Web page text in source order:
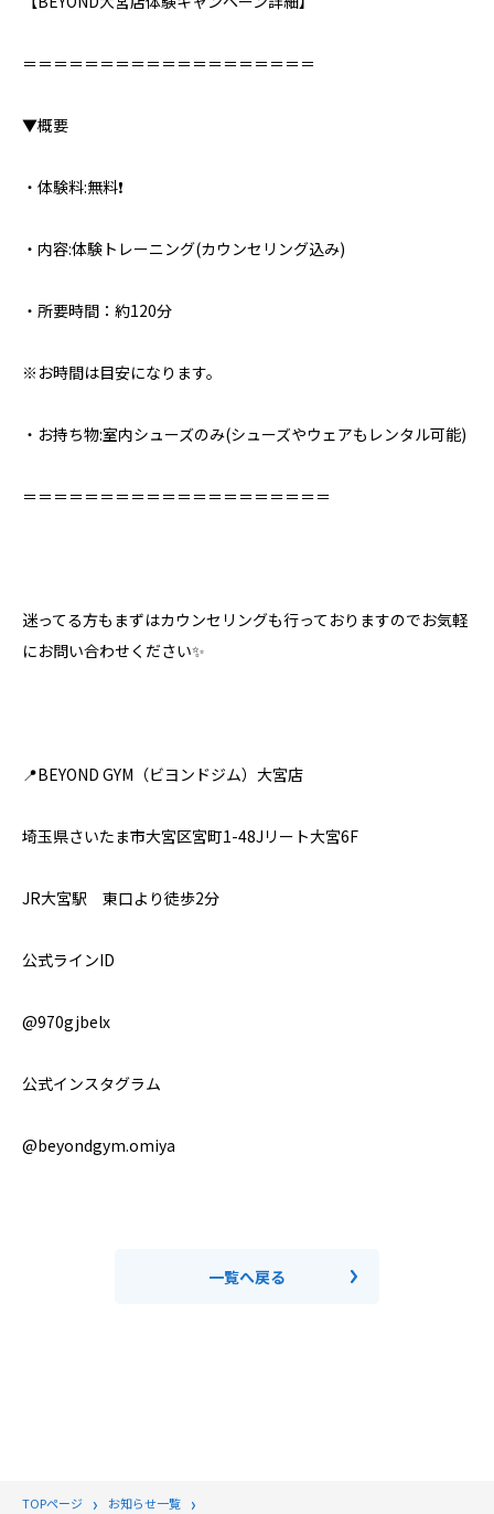
＝＝＝＝＝＝＝＝＝＝＝＝＝＝＝＝＝＝＝⁣
▼概要⁣
・体験料:無料❗️
・内容:体験トレーニング(カウンセリング込み)
・所要時間：約120分
※お時間は目安になります。
・お持ち物:室内シューズのみ⁣(シューズやウェアもレンタル可能)
＝＝＝＝＝＝＝＝＝＝＝＝＝＝＝＝＝＝＝＝⁣
迷ってる方もまずはカウンセリングも行っておりますのでお気軽
にお問い合わせください✨⁣
📍BEYOND GYM（ビヨンドジム）大宮店
埼玉県さいたま市大宮区宮町1-48Jリート大宮6F
JR大宮駅 東口より徒歩2分
公式ラインID
@970gjbelx
公式インスタグラム
@beyondgym.omiya
一覧へ戻る
TOPページ
お知らせ一覧